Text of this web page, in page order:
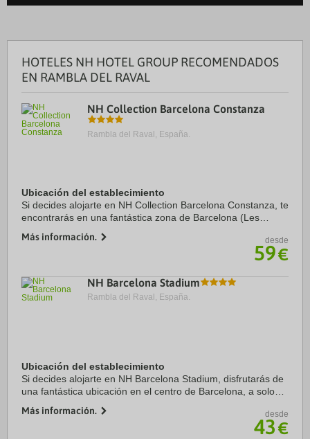
HOTELES NH HOTEL GROUP RECOMENDADOS
EN RAMBLA DEL RAVAL
NH Collection Barcelona Constanza
Rambla del Raval, España.
Ubicación del establecimiento
Si decides alojarte en NH Collection Barcelona Constanza, te
encontrarás en una fantástica zona de Barcelona (Les
Camp Nou y Plaza de Espanya. Además, ...
Más información. desde
59€
NH Barcelona Stadium
Rambla del Raval, España.
Ubicación del establecimiento
Si decides alojarte en NH Barcelona Stadium, disfrutarás de
una fantástica ubicación en el centro de Barcelona, a solo
Además, este hotel sostenible ...
Más información. desde
43€